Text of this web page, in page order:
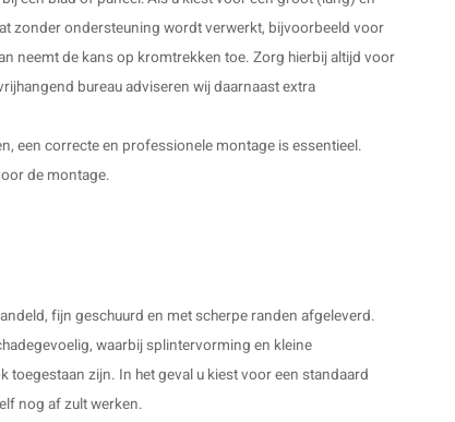
zonder ondersteuning wordt verwerkt, bijvoorbeeld voor
neemt de kans op kromtrekken toe. Zorg hierbij altijd voor
bureau adviseren wij daarnaast extra
een correcte en professionele montage is essentieel.
de montage.
fijn geschuurd en met scherpe randen afgeleverd.
waarbij splintervorming en kleine
zijn. In het geval u kiest voor een standaard
nog af zult werken.